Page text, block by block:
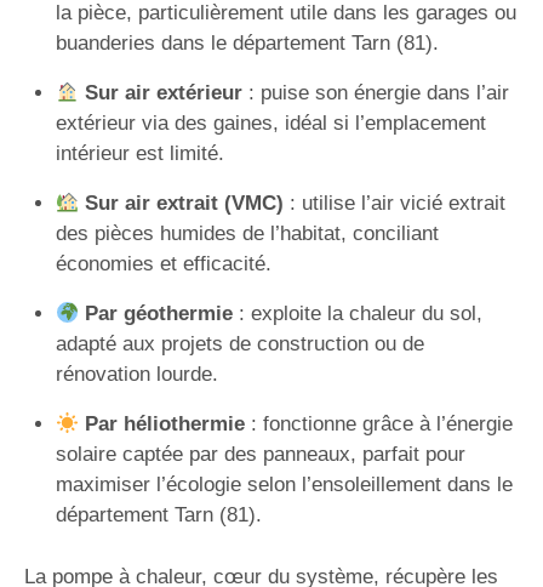
la pièce, particulièrement utile dans les garages ou
buanderies dans le département Tarn (81).
Sur air extérieur: puise son énergie dans l’air
extérieur via des gaines, idéal si l’emplacement
intérieur est limité.
Sur air extrait (VMC) : utilise l’air vicié extrait
des pièces humides de l’habitat, conciliant
économies et efficacité.
Par géothermie: exploite la chaleur du sol,
adapté aux projets de construction ou de
rénovation lourde.
Par héliothermie: fonctionne grâce à l’énergie
solaire captée par des panneaux, parfait pour
maximiser l’écologie selon l’ensoleillement dans le
département Tarn (81).
La pompe à chaleur, cœur du système, récupère les